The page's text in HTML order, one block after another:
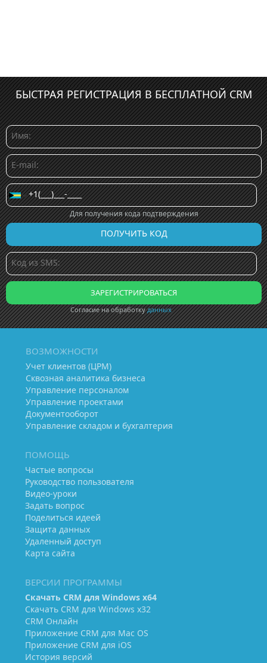
БЫСТРАЯ РЕГИСТРАЦИЯ В БЕСПЛАТНОЙ CRM
Для получения кода подтверждения
Согласие на обработкуданных
ВОЗМОЖНОСТИ
Учет клиентов (ЦРМ)
Сквозная аналитика бизнеса
Управление персоналом
Управление проектами
Документооборот
Управление складом и бухгалтерия
ПОМОЩЬ
Частые вопросы
Руководство пользователя
Видео-уроки
Задать вопрос
Поделиться идеей
Защита данных
Удаленный доступ
Карта сайта
ВЕРСИИ ПРОГРАММЫ
Скачать CRM для Windows х64
Скачать CRM для Windows х32
CRM Онлайн
Приложение CRM для Mac OS
Приложение CRM для iOS
История версий